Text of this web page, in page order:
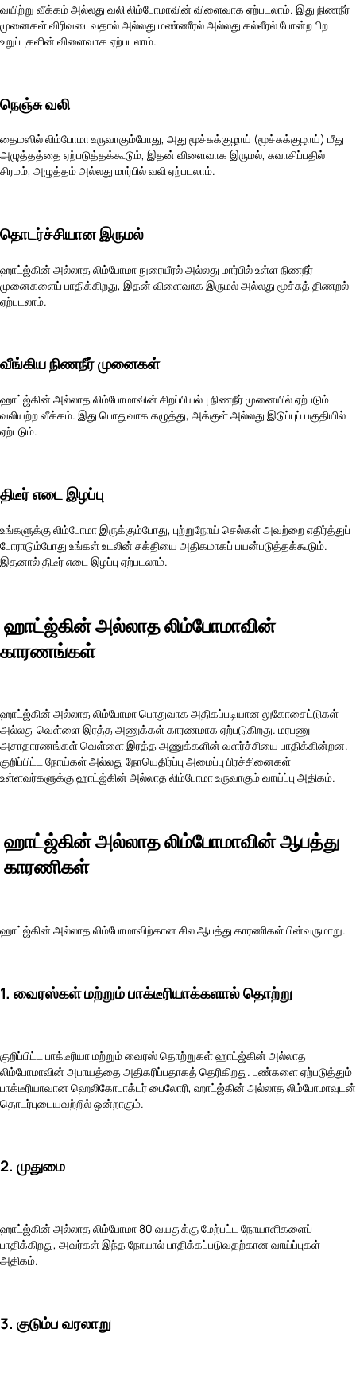
வயிற்று வீக்கம் அல்லது வலி லிம்போமாவின் விளைவாக ஏற்படலாம். இது நிணநீர்
முனைகள் விரிவடைவதால் அல்லது மண்ணீரல் அல்லது கல்லீரல் போன்ற பிற
உறுப்புகளின் விளைவாக ஏற்படலாம்.
நெஞ்சு வலி
தைமஸில் லிம்போமா உருவாகும்போது, அது மூச்சுக்குழாய் (மூச்சுக்குழாய்) மீது
அழுத்தத்தை ஏற்படுத்தக்கூடும், இதன் விளைவாக இருமல், சுவாசிப்பதில்
சிரமம், அழுத்தம் அல்லது மார்பில் வலி ஏற்படலாம்.
தொடர்ச்சியான இருமல்
ஹாட்ஜ்கின் அல்லாத லிம்போமா நுரையீரல் அல்லது மார்பில் உள்ள நிணநீர்
முனைகளைப் பாதிக்கிறது, இதன் விளைவாக இருமல் அல்லது மூச்சுத் திணறல்
ஏற்படலாம்.
வீங்கிய நிணநீர் முனைகள்
ஹாட்ஜ்கின் அல்லாத லிம்போமாவின் சிறப்பியல்பு நிணநீர் முனையில் ஏற்படும்
வலியற்ற வீக்கம். இது பொதுவாக கழுத்து, அக்குள் அல்லது இடுப்புப் பகுதியில்
ஏற்படும்.
திடீர் எடை இழப்பு
உங்களுக்கு லிம்போமா இருக்கும்போது, புற்றுநோய் செல்கள் அவற்றை எதிர்த்துப்
போராடும்போது உங்கள் உடலின் சக்தியை அதிகமாகப் பயன்படுத்தக்கூடும்.
இதனால் திடீர் எடை இழப்பு ஏற்படலாம்.
ஹாட்ஜ்கின் அல்லாத லிம்போமாவின்
காரணங்கள்
ஹாட்ஜ்கின் அல்லாத லிம்போமா பொதுவாக அதிகப்படியான லுகோசைட்டுகள்
அல்லது வெள்ளை இரத்த அணுக்கள் காரணமாக ஏற்படுகிறது. மரபணு
அசாதாரணங்கள் வெள்ளை இரத்த அணுக்களின் வளர்ச்சியை பாதிக்கின்றன.
குறிப்பிட்ட நோய்கள் அல்லது நோயெதிர்ப்பு அமைப்பு பிரச்சினைகள்
உள்ளவர்களுக்கு ஹாட்ஜ்கின் அல்லாத லிம்போமா உருவாகும் வாய்ப்பு அதிகம்.
ஹாட்ஜ்கின் அல்லாத லிம்போமாவின் ஆபத்து
காரணிகள்
ஹாட்ஜ்கின் அல்லாத லிம்போமாவிற்கான சில ஆபத்து காரணிகள் பின்வருமாறு.
1. வைரஸ்கள் மற்றும் பாக்டீரியாக்களால் தொற்று
குறிப்பிட்ட பாக்டீரியா மற்றும் வைரஸ் தொற்றுகள் ஹாட்ஜ்கின் அல்லாத
லிம்போமாவின் அபாயத்தை அதிகரிப்பதாகத் தெரிகிறது. புண்களை ஏற்படுத்தும்
பாக்டீரியாவான ஹெலிகோபாக்டர் பைலோரி, ஹாட்ஜ்கின் அல்லாத லிம்போமாவுடன்
தொடர்புடையவற்றில் ஒன்றாகும்.
2. முதுமை
ஹாட்ஜ்கின் அல்லாத லிம்போமா 80 வயதுக்கு மேற்பட்ட நோயாளிகளைப்
பாதிக்கிறது, அவர்கள் இந்த நோயால் பாதிக்கப்படுவதற்கான வாய்ப்புகள்
அதிகம்.
3. குடும்ப வரலாறு